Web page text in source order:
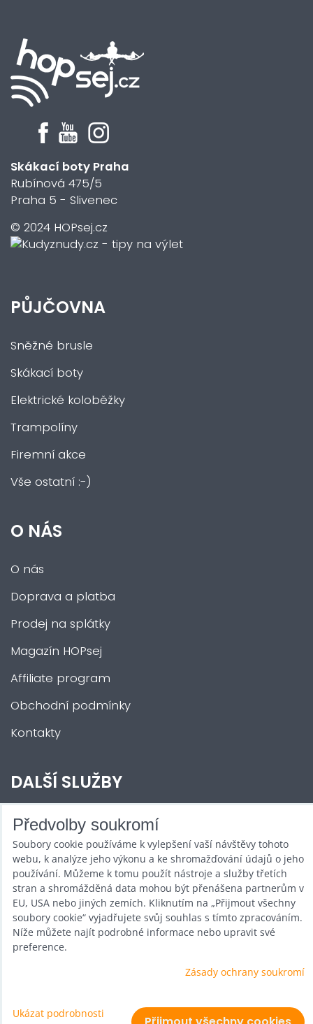
Skákací boty Praha
Rubínová 475/5
Praha 5 - Slivenec
© 2024 HOPsej.cz
PŮJČOVNA
Sněžné brusle
Skákací boty
Elektrické koloběžky
Trampolíny
Firemní akce
Vše ostatní :-)
O NÁS
O nás
Doprava a platba
Prodej na splátky
Magazín HOPsej
Affiliate program
Obchodní podmínky
Kontakty
DALŠÍ SLUŽBY
Zábava na Vaši akci
Půjčovna
Promotéři
Kurzy a setkání
Velkoobchod
Nabídka práce
Předvolby soukromí Zásady ochrany soukromí
Předvolby soukromí
Soubory cookie používáme k vylepšení vaší návštěvy tohoto
webu, k analýze jeho výkonu a ke shromažďování údajů o jeho
používání. Můžeme k tomu použít nástroje a služby třetích
stran a shromážděná data mohou být přenášena partnerům v
EU, USA nebo jiných zemích. Kliknutím na „Přijmout všechny
soubory cookie“ vyjadřujete svůj souhlas s tímto zpracováním.
Níže můžete najít podrobné informace nebo upravit své
preference.
Zásady ochrany soukromí
Ukázat podrobnosti